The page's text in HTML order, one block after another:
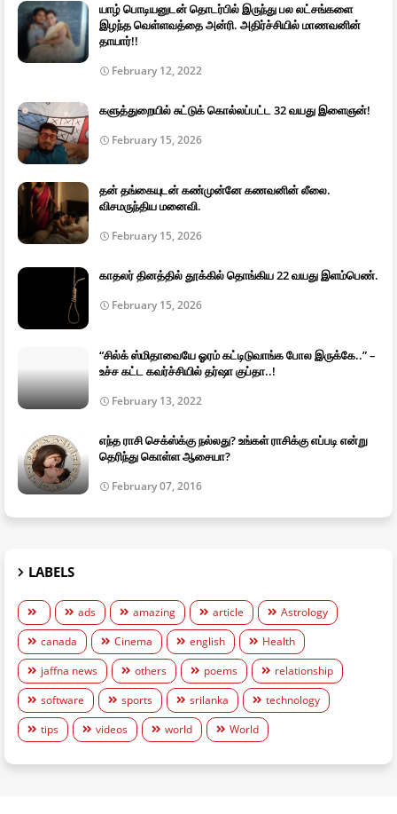
யாழ் பொடியனுடன் தொடர்பில் இருந்து பல லட்சங்களை
இழந்த வெள்ளவத்தை அன்ரி. அதிர்ச்சியில் மாணவனின்
தாயார்!!
February 12, 2022
களுத்துறையில் சுட்டுக் கொல்லப்பட்ட 32 வயது இளைஞன்!
February 15, 2026
தன் தங்கையுடன் கண்முன்னே கணவனின் லீலை.
விசமருந்திய மனைவி.
February 15, 2026
காதலர் தினத்தில் தூக்கில் தொங்கிய 22 வயது இளம்பெண்.
February 15, 2026
“சில்க் ஸ்மிதாவையே ஓரம் கட்டிடுவாங்க போல இருக்கே..” –
உச்ச கட்ட கவர்ச்சியில் தர்ஷா குப்தா..!
February 13, 2022
எந்த ராசி செக்ஸ்க்கு நல்லது? உங்கள் ராசிக்கு எப்படி என்று
தெரிந்து கொள்ள ஆசையா?
February 07, 2016
LABELS
ads amazing article
Astrology
canada
Cinema english
Health
jaffna news
others poems
relationship
software
sports srilanka
technology
tips
videos world World